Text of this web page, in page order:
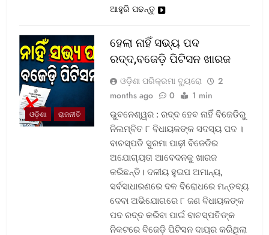
ଆହୁରି ପଢନ୍ତୁ
ଓଡ଼ିଶା ରାଜନୀତି
ହେଲା ନାହିଁ ସଭ୍ୟ ପଦ
ରଦ୍ଦ,ବଜେଡ଼ି ପିଟିସନ ଖାରଜ
ଓଡ଼ିଶା ପରିକ୍ରମା ବ୍ୟୁରୋ
2
months ago
0 1 min
ଭୁବନେଶ୍ୱର : ରଦ୍ଦ ହେବ ନାହିଁ ବିଜେଡିରୁ
ନିଲମ୍ବିତ ୮ ବିଧାୟକଙ୍କ ସଦସ୍ୟ ପଦ ।
ବାଚସ୍ପତି ସୁରମା ପାଢ଼ୀ ବିଜେଡିର
ଅଯୋଗ୍ୟତା ଆବେଦନକୁ ଖାରଜ
କରିଛନ୍ତି। ଦଳୀୟ ହୁଇପ ଅମାନ୍ୟ,
ସର୍ବସାଧାରଣରେ ଦଳ ବିରୋଧରେ ମନ୍ତବ୍ୟ
ଦେବା ଅଭିଯୋଗରେ ୮ ଜଣ ବିଧାୟକଙ୍କ
ପଦ ରଦ୍ଦ କରିବା ପାଇଁ ବାଚସ୍ପତିଙ୍କ
ନିକଟରେ ବିଜେଡ଼ି ପିଟିସନ ଦାୟର କରିଥିଲା